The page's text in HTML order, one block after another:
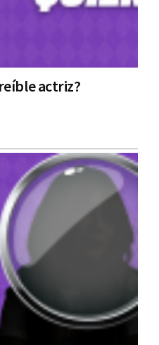
actriz?